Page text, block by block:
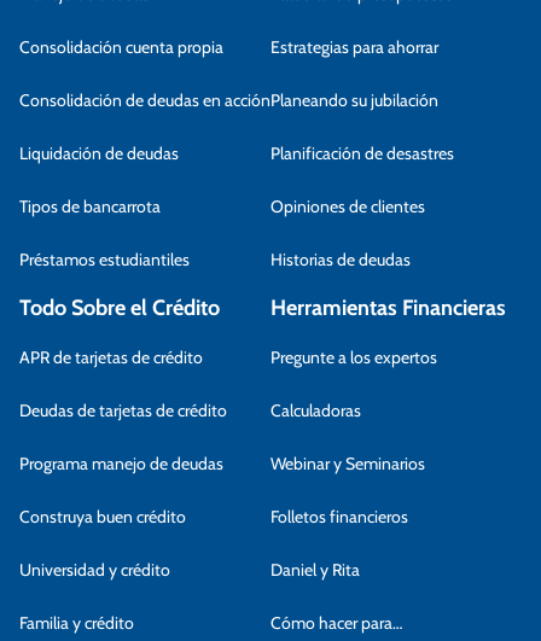
Consolidación cuenta propia
Consolidación de deudas en acción
Liquidación de deudas
Tipos de bancarrota
Préstamos estudiantiles
Estrategias para ahorrar
Planeando su jubilación
Planificación de desastres
Opiniones de clientes
Historias de deudas
Todo Sobre el Crédito
APR de tarjetas de crédito
Deudas de tarjetas de crédito
Programa manejo de deudas
Construya buen crédito
Universidad y crédito
Familia y crédito
Herramientas Financieras
Pregunte a los expertos
Calculadoras
Webinar y Seminarios
Folletos financieros
Daniel y Rita
Cómo hacer para…